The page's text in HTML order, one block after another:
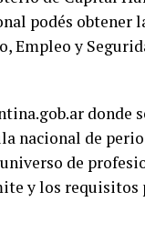
podés obtener
Empleo y
donde
nacional de
de
y los requisitos